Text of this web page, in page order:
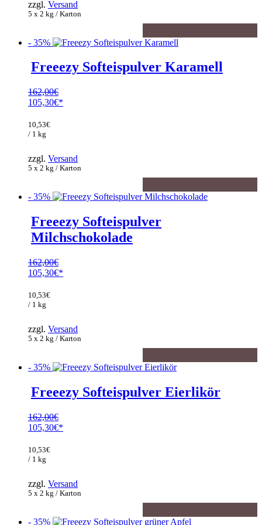
5 x 2 kg / Karton
zzgl. Versand
- 35%
Freeezy Softeispulver Karamell
162,00€
Ursprünglicher
war:
162,00€
105,30€
Preis
ist:
5 x 2 kg / Karton
10,53€
/ 1 kg
zzgl. Versand
- 35%
Freeezy Softeispulver
Milchschokolade
162,00€
Ursprünglicher
war:
162,00€
105,30€
Preis
ist:
5 x 2 kg / Karton
10,53€
/ 1 kg
zzgl. Versand
- 35%
Freeezy Softeispulver Eierlikör
162,00€
Ursprünglicher
war:
162,00€
105,30€
Preis
ist:
5 x 2 kg / Karton
10,53€
/ 1 kg
zzgl. Versand
- 35%